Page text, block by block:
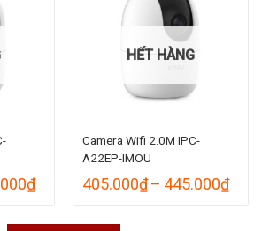
₫Khoảng
HẾT HÀNG
Camera Wifi 2.0M IPC-
A22EP-IMOU
405.000₫ – 445.000₫